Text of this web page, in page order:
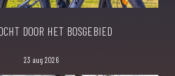
DOOR HET BOSGEBIED
23 aug 2026